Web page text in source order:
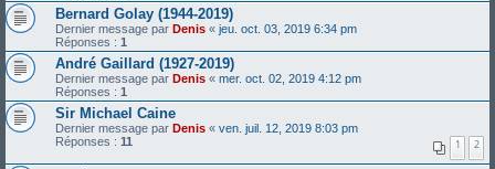
Bernard Golay (1944-2019)
Dernier message par Denis « jeu. oct. 03, 2019 6:34 pm
Réponses : 1
André Gaillard (1927-2019)
Dernier message par Denis « mer. oct. 02, 2019 4:12 pm
Réponses : 1
Sir Michael Caine
Dernier message par Denis « ven. juil. 12, 2019 8:03 pm
Réponses : 11 1 2